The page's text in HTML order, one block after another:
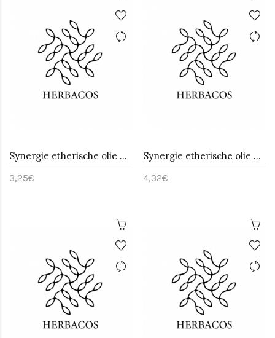
Synergie etherische olie Anti-insecten-Huismerk 10 ml
3,25€
Synergie etherische olie Anti-tabak-Huismerk 10 ml
4,32€